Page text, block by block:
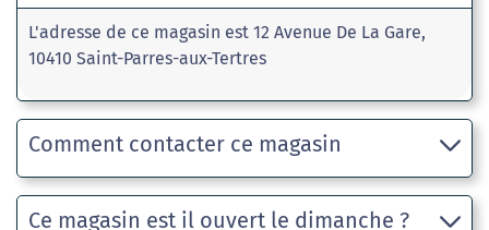
L'adresse de ce magasin est 12 Avenue De La Gare,
10410 Saint-Parres-aux-Tertres
Comment contacter ce magasin
Ce magasin est il ouvert le dimanche ?